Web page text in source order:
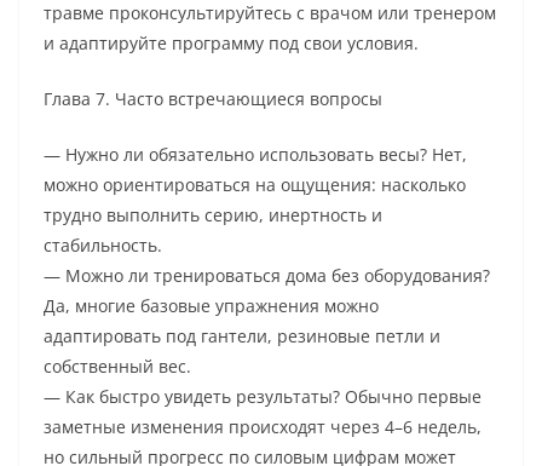
травме проконсультируйтесь с врачом или тренером
и адаптируйте программу под свои условия.
Глава 7. Часто встречающиеся вопросы
— Нужно ли обязательно использовать весы? Нет,
можно ориентироваться на ощущения: насколько
трудно выполнить серию, инертность и
стабильность.
— Можно ли тренироваться дома без оборудования?
Да, многие базовые упражнения можно
адаптировать под гантели, резиновые петли и
собственный вес.
— Как быстро увидеть результаты? Обычно первые
заметные изменения происходят через 4–6 недель,
но сильный прогресс по силовым цифрам может